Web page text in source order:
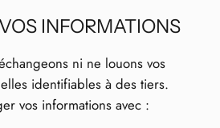
INFORMATIONS
ni ne louons vos
identifiables à des tiers.
vos informations avec :